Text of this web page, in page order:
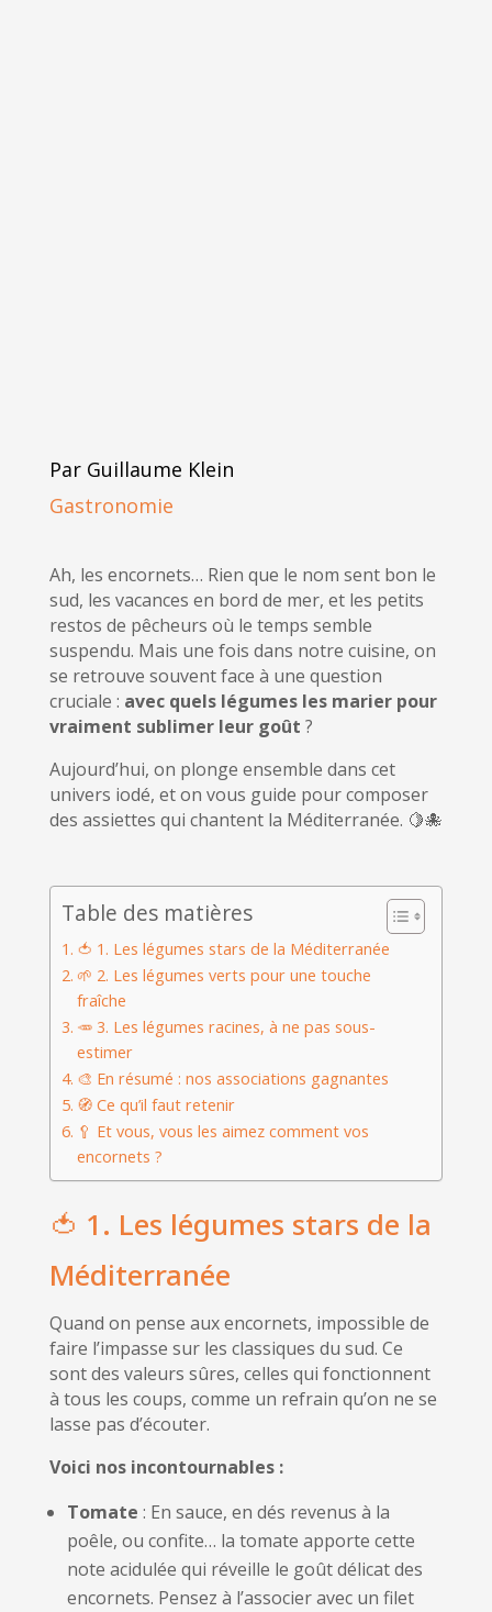
Par Guillaume Klein
Gastronomie
Ah, les encornets… Rien que le nom sent bon le
sud, les vacances en bord de mer, et les petits
restos de pêcheurs où le temps semble
suspendu. Mais une fois dans notre cuisine, on
se retrouve souvent face à une question
cruciale : avec quels légumes les marier pour
vraiment sublimer leur goût ?
Aujourd’hui, on plonge ensemble dans cet
univers iodé, et on vous guide pour composer
des assiettes qui chantent la Méditerranée. 🍋🐙
Table des matières
🍅 1. Les légumes stars de la Méditerranée
🌱 2. Les légumes verts pour une touche
fraîche
🥕 3. Les légumes racines, à ne pas sous-
estimer
🎨 En résumé : nos associations gagnantes
🧭 Ce qu’il faut retenir
🥄 Et vous, vous les aimez comment vos
encornets ?
🍅 1. Les légumes stars de la
Méditerranée
Quand on pense aux encornets, impossible de
faire l’impasse sur les classiques du sud. Ce
sont des valeurs sûres, celles qui fonctionnent
à tous les coups, comme un refrain qu’on ne se
lasse pas d’écouter.
Voici nos incontournables :
Tomate : En sauce, en dés revenus à la
poêle, ou confite… la tomate apporte cette
note acidulée qui réveille le goût délicat des
encornets. Pensez à l’associer avec un filet